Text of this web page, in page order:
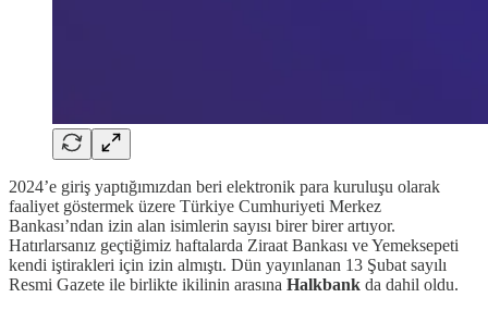
2024’e giriş yaptığımızdan beri elektronik para kuruluşu olarak
faaliyet göstermek üzere Türkiye Cumhuriyeti Merkez
Bankası’ndan izin alan isimlerin sayısı birer birer artıyor.
Hatırlarsanız geçtiğimiz haftalarda Ziraat Bankası ve Yemeksepeti
kendi iştirakleri için izin almıştı. Dün yayınlanan 13 Şubat sayılı
Resmi Gazete ile birlikte ikilinin arasına Halkbank da dahil oldu.